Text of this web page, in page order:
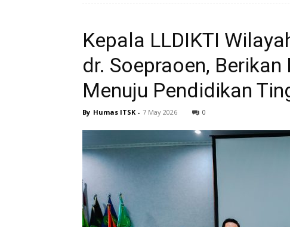
Kepala LLDIKTI
dr. Soepraoen,
Menuju Pendidikan
By Humas ITSK - 7 May 2026 0